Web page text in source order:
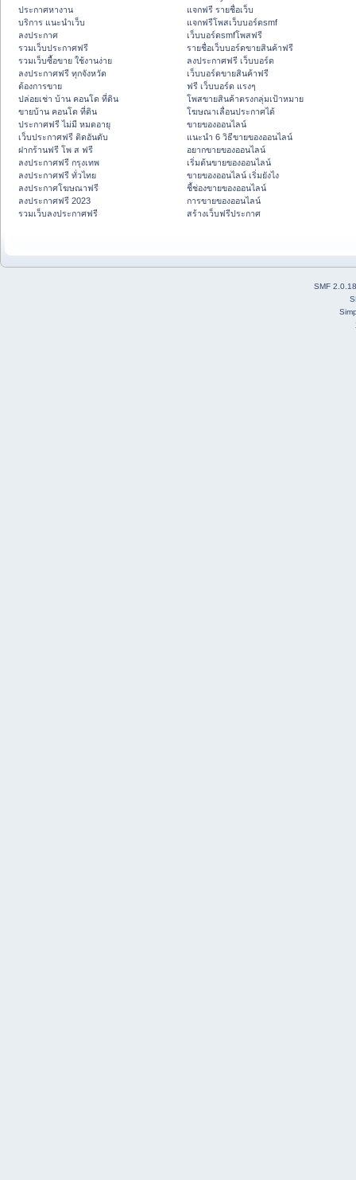
ประกาศหางาน
บริการ แนะนำเว็บ
ลงประกาศ
รวมเว็บประกาศฟรี
รวมเว็บซื้อขาย ใช้งานง่าย
ลงประกาศฟรี ทุกจังหวัด
ต้องการขาย
ปล่อยเช่า บ้าน คอนโด ที่ดิน
ขายบ้าน คอนโด ที่ดิน
ประกาศฟรี ไม่มี หมดอายุ
เว็บประกาศฟรี ติดอันดับ
ฝากร้านฟรี โพ ส ฟรี
ลงประกาศฟรี กรุงเทพ
ลงประกาศฟรี ทั่วไทย
ลงประกาศโฆษณาฟรี
ลงประกาศฟรี 2023
รวมเว็บลงประกาศฟรี
แจกฟรี รายชื่อเว็บ
แจกฟรีโพสเว็บบอร์ดsmf
เว็บบอร์ดsmfโพสฟรี
รายชื่อเว็บบอร์ดขายสินค้าฟรี
ลงประกาศฟรี เว็บบอร์ด
เว็บบอร์ดขายสินค้าฟรี
ฟรี เว็บบอร์ด แรงๆ
โพสขายสินค้าตรงกลุ่มเป้าหมาย
โฆษณาเลื่อนประกาศได้
ขายของออนไลน์
แนะนำ 6 วิธีขายของออนไลน์
อยากขายของออนไลน์
เริ่มต้นขายของออนไลน์
ขายของออนไลน์ เริ่มยังไง
ชี้ช่องขายของออนไลน์
การขายของออนไลน์
สร้างเว็บฟรีประกาศ
SMF 2.0.18